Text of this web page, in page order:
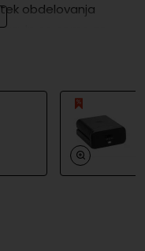
obdelovanja
In ne samo za
ki so vgrajeni v
je zagon in
kmetijsko